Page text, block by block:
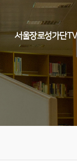
서울장로성가단TV